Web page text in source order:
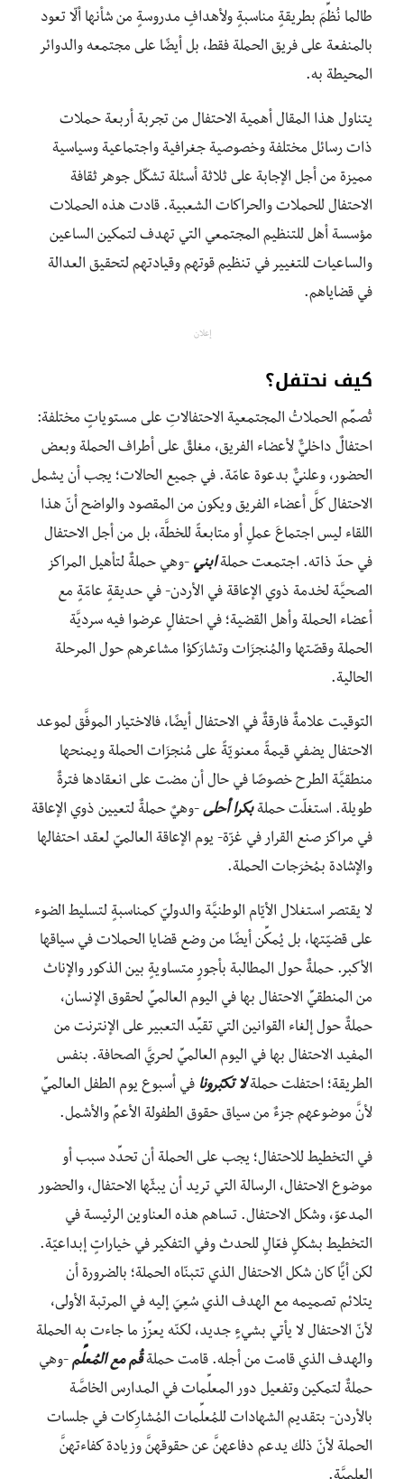
طالما نُظِّمَ بطريقةٍ مناسبةٍ ولأهدافٍ مدروسةٍ من شأنها ألّا تعود
بالمنفعة على فريق الحملة فقط، بل أيضًا على مجتمعه والدوائر
المحيطة به.
يتناول هذا المقال أهمية الاحتفال من تجربة أربعة حملات
ذات رسائل مختلفة وخصوصية جغرافية واجتماعية وسياسية
مميزة من أجل الإجابة على ثلاثة أسئلة تشكّل جوهر ثقافة
الاحتفال للحملات والحراكات الشعبية. قادت هذه الحملات
مؤسسة أهل للتنظيم المجتمعي التي تهدف لتمكين الساعين
والساعيات للتغيير في تنظيم قوتهم وقيادتهم لتحقيق العدالة
في قضاياهم.
إعلان
كيف نحتفل؟
تُصمِّم الحملاتُ المجتمعية الاحتفالاتِ على مستوياتٍ مختلفة:
احتفالٌ داخليٌّ لأعضاء الفريق، مغلقٌ على أطراف الحملة وبعض
الحضور، وعلنيٌّ بدعوة عامّة. في جميع الحالات؛ يجب أن يشمل
الاحتفال كلَّ أعضاء الفريق ويكون من المقصود والواضح أنّ هذا
اللقاء ليس اجتماعَ عملٍ أو متابعةً للخطَّة، بل من أجل الاحتفال
في حدّ ذاته. اجتمعت حملةابني -وهي حملةٌ لتأهيل المراكز
الصحيَّة لخدمة ذوي الإعاقة في الأردن- في حديقةٍ عامّةٍ مع
أعضاء الحملة وأهل القضية؛ في احتفالٍ عرضوا فيه سرديَّة
الحملة وقصّتها والمُنجزَات وتشارَكوْا مشاعرهم حول المرحلة
الحالية.
التوقيت علامةٌ فارقةٌ في الاحتفال أيضًا، فالاختيار الموفَّق لموعد
الاحتفال يضفي قيمةً معنويّةً على مُنجزَات الحملة ويمنحها
منطقيَّة الطرح خصوصًا في حال أن مضت على انعقادها فترةٌ
طويلة. استغلّت حملةبكرا أحلى -وهيٌ حملةٌ لتعيين ذوي الإعاقة
في مراكز صنع القرار في غزّة- يوم الإعاقة العالميّ لعقد احتفالها
والإشادة بمُخرَجات الحملة.
لا يقتصر استغلال الأيّام الوطنيَّة والدوليّ كمناسبةٍ لتسليط الضوء
على قضيّتها، بل يُمكِّن أيضًا من وضع قضايا الحملات في سياقها
الأكبر. حملةٌ حول المطالبة بأجورٍ متساويةٍ بين الذكور والإناث
من المنطقيِّ الاحتفال بها في اليوم العالميِّ لحقوق الإنسان،
حملةٌ حول إلغاء القوانين التي تقيِّد التعبير على الإنترنت من
المفيد الاحتفال بها في اليوم العالميِّ لحريَّ الصحافة. بنفس
الطريقة؛ احتفلت حملةلا تكبّرونا في أسبوع يوم الطفل العالميِّ
لأنَّ موضوعهم جزءٌ من سياق حقوق الطفولة الأعمِّ والأشمل.
في التخطيط للاحتفال؛ يجب على الحملة أن تحدِّد سبب أو
موضوع الاحتفال، الرسالة التي تريد أن يبثّها الاحتفال، والحضور
المدعوّ، وشكل الاحتفال. تساهم هذه العناوين الرئيسة في
التخطيط بشكلٍ فعّالٍ للحدث وفي التفكير في خياراتٍ إبداعيّة.
لكن أيًّا كان شكل الاحتفال الذي تتبنّاه الحملة؛ بالضرورة أن
يتلائم تصميمه مع الهدف الذي سُعِيَ إليه في المرتبة الأولى،
لأنّ الاحتفال لا يأتي بشيءٍ جديد، لكنّه يعزِّز ما جاءت به الحملة
والهدف الذي قامت من أجله. قامت حملةقُم مع المُعلِّم -وهي
حملةٌ لتمكين وتفعيل دور المعلِّمات في المدارس الخاصَّة
بالأردن- بتقديم الشهادات للمُعلِّمات المُشارِكات في جلسات
الحملة لأنّ ذلك يدعم دفاعهنَّ عن حقوقهنَّ وزيادة كفاءتهنَّ